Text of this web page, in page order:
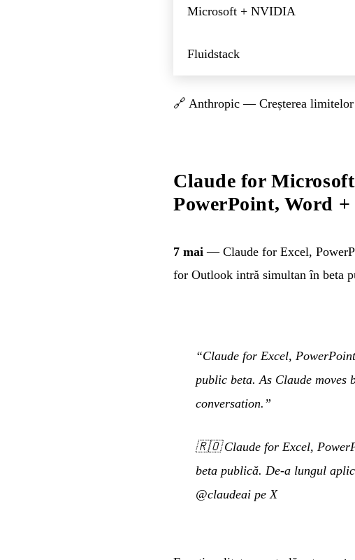
Microsoft + NVIDIA
Fluidstack
🔗 Anthropic — Creșterea limitelor
Claude for
PowerPoint, Word
7 mai — Claude for Excel,
for Outlook intră simultan în beta
“Claude for Excel,
public beta. As Claude
conversation.”
🇷🇴Claude for Excel,
beta publică. De-a lungul
@claudeai pe X